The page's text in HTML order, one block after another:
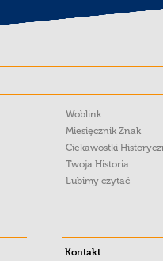
Woblink
Miesięcznik Znak
Ciekawostki
Twoja Historia
Lubimy czytać
Kontakt: